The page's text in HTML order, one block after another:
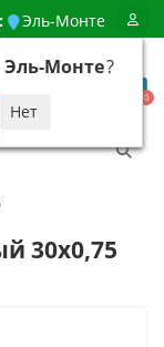
Эль-Монте
Эль-Монте?
0
30х0,75